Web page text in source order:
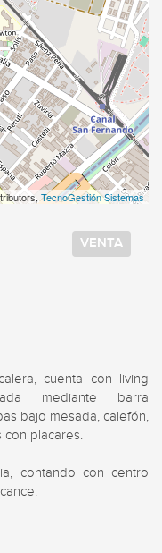
TecnoGestión Sistemas
VENTA
cuenta con living
mediante barra
bajo mesada, calefón,
con placares.
contando con centro